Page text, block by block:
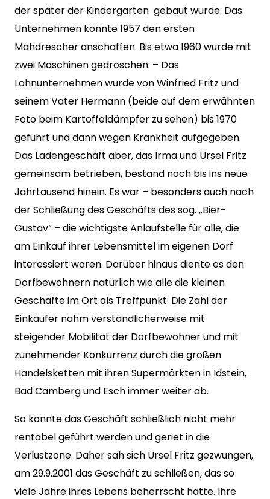
der später der Kindergarten gebaut wurde. Das
Unternehmen konnte 1957 den ersten
Mähdrescher anschaffen. Bis etwa 1960 wurde mit
zwei Maschinen gedroschen. – Das
Lohnunternehmen wurde von Winfried Fritz und
seinem Vater Hermann (beide auf dem erwähnten
Foto beim Kartoffeldämpfer zu sehen) bis 1970
geführt und dann wegen Krankheit aufgegeben.
Das Ladengeschäft aber, das Irma und Ursel Fritz
gemeinsam betrieben, bestand noch bis ins neue
Jahrtausend hinein. Es war – besonders auch nach
der Schließung des Geschäfts des sog. „Bier-
Gustav“ – die wichtigste Anlaufstelle für alle, die
am Einkauf ihrer Lebensmittel im eigenen Dorf
interessiert waren. Darüber hinaus diente es den
Dorfbewohnern natürlich wie alle die kleinen
Geschäfte im Ort als Treffpunkt. Die Zahl der
Einkäufer nahm verständlicherweise mit
steigender Mobilität der Dorfbewohner und mit
zunehmender Konkurrenz durch die großen
Handelsketten mit ihren Supermärkten in Idstein,
Bad Camberg und Esch immer weiter ab.
So konnte das Geschäft schließlich nicht mehr
rentabel geführt werden und geriet in die
Verlustzone. Daher sah sich Ursel Fritz gezwungen,
am 29.9.2001 das Geschäft zu schließen, das so
viele Jahre ihres Lebens beherrscht hatte. Ihre